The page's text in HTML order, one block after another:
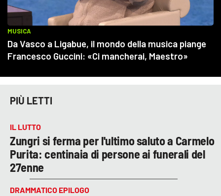
PIÙ LETTI
IL LUTTO
Zungri si ferma per l'ultimo saluto a Carmelo
Purita: centinaia di persone ai funerali del
27enne
DRAMMATICO EPILOGO